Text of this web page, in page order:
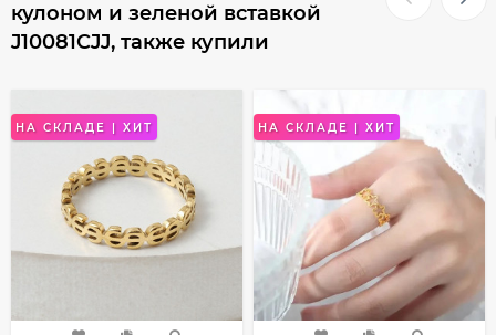
кулоном и зеленой вставкой
J10081CJJ, также купили
НА СКЛАДЕ | ХИТ НА СКЛАДЕ | ХИТ